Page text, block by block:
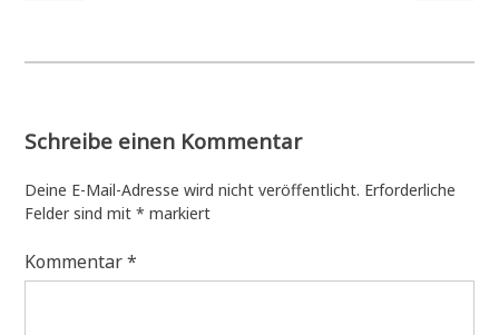
Schreibe einen Kommentar
Deine E-Mail-Adresse wird nicht veröffentlicht. Erforderliche
Felder sind mit* markiert
Kommentar*